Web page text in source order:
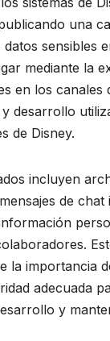
una
datos sensibles
mediante la
en los canales
desarrollo
de Disney.
incluyen
de chat
la importancia
adecuada
y